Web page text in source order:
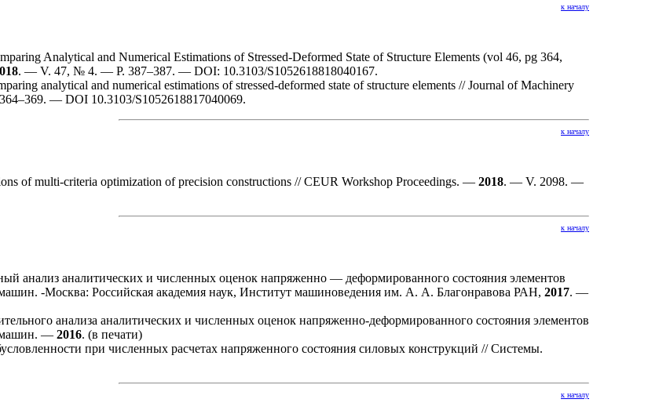
к началу
Analytical and Numerical Estimations of Stressed-Deformed State of Structure Elements (vol 46, pg 364,
. — V. 47, № 4. — P. 387–387. — DOI: 10.3103/S1052618818040167.
analytical and numerical estimations of stressed-deformed state of structure elements // Journal of Machinery
64–369. — DOI 10.3103/S1052618817040069.
к началу
of multi-criteria optimization of precision constructions // CEUR Workshop Proceedings. — 2018. — V. 2098. —
к началу
анализ аналитических и численных оценок напряженно — деформированного состояния элементов
-Москва: Российская академия наук, Институт машиноведения им. А. А. Благонравова РАН, 2017. —
анализа аналитических и численных оценок напряженно-деформированного состояния элементов
машин. — 2016. (в печати)
при численных расчетах напряженного состояния силовых конструкций // Системы.
к началу